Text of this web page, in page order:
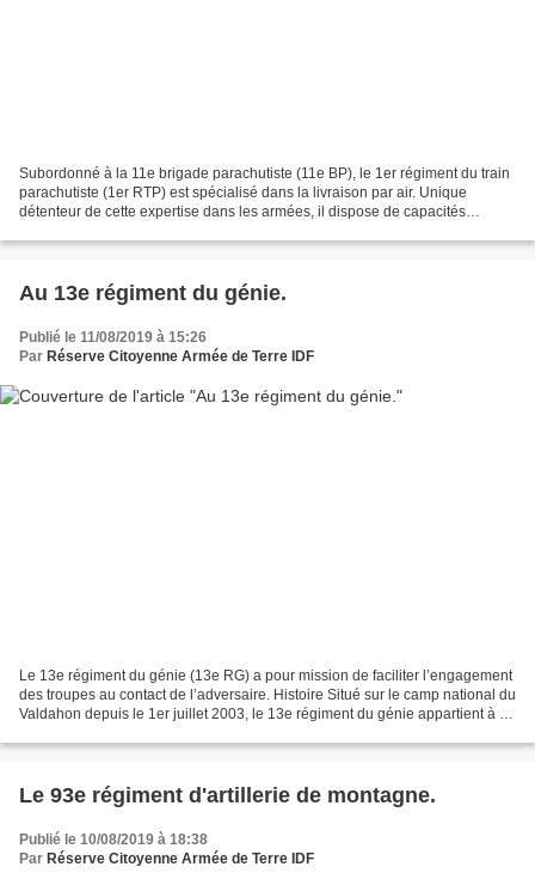
Subordonné à la 11e brigade parachutiste (11e BP), le 1er régiment du train
parachutiste (1er RTP) est spécialisé dans la livraison par air. Unique
détenteur de cette expertise dans les armées, il dispose de capacités
Au 13e régiment du génie.
Publié le 11/08/2019 à 15:26
Par Réserve Citoyenne Armée de Terre IDF
Le 13e régiment du génie (13e RG) a pour mission de faciliter l’engagement
des troupes au contact de l’adversaire. Histoire Situé sur le camp national du
Valdahon depuis le 1er juillet 2003, le 13e régiment du génie appartient à la
Le 93e régiment d'artillerie de montagne.
Publié le 10/08/2019 à 18:38
Par Réserve Citoyenne Armée de Terre IDF